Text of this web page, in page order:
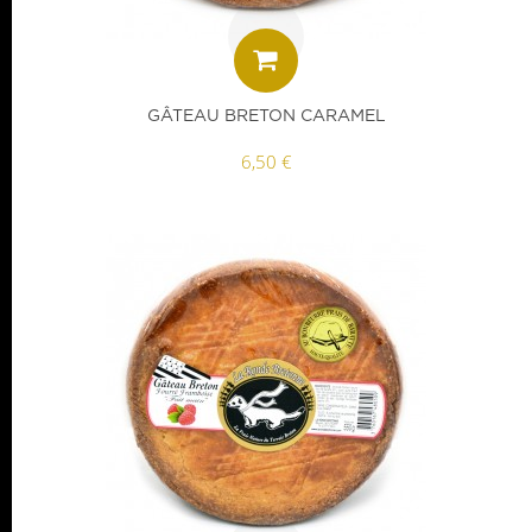
GÂTEAU BRETON CARAMEL
6,50 €